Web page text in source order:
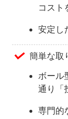
コスト
安定し
簡単な取
ボール
通り「
専門的